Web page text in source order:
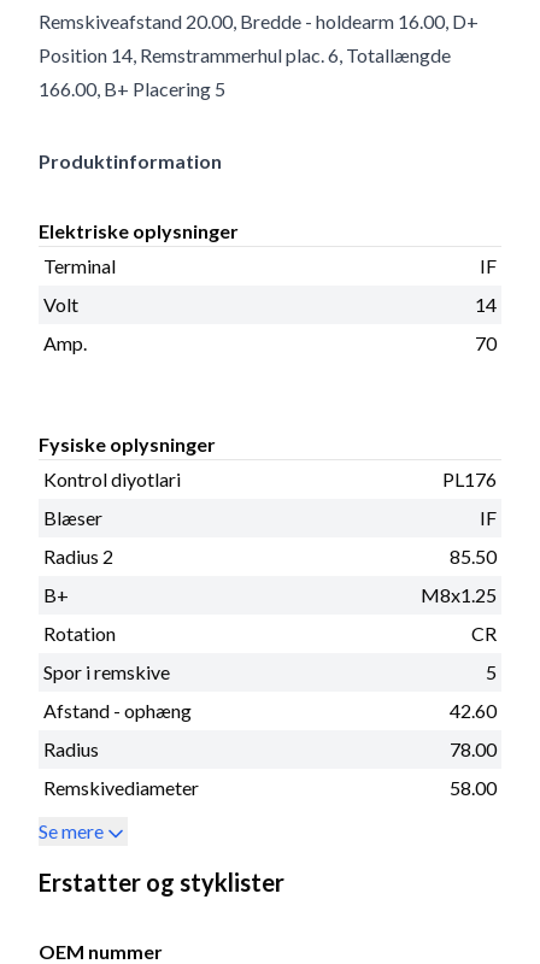
Remskiveafstand 20.00, Bredde - holdearm 16.00, D+
Position 14, Remstrammerhul plac. 6, Totallængde
166.00, B+ Placering 5
Produktinformation
Elektriske oplysninger
Terminal
IF
Volt
14
Amp.
70
Fysiske oplysninger
Kontrol diyotlari
PL176
Blæser
IF
Radius 2
85.50
B+
M8x1.25
Rotation
CR
Spor i remskive
5
Afstand - ophæng
42.60
Radius
78.00
Remskivediameter
58.00
Se mere
Erstatter og styklister
OEM nummer